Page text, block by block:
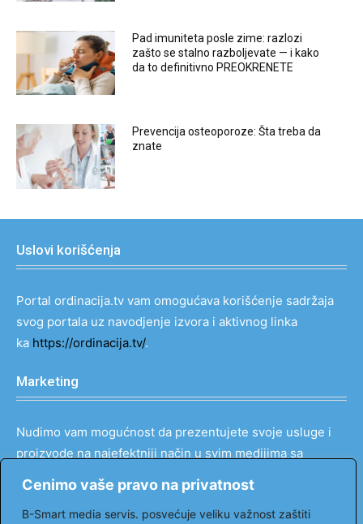
Cenimo vaše pravo na privatnost
B-Smart media servis. posvećuje veliku važnost zaštiti
Pad imuniteta posle zime: razlozi
zašto se stalno razboljevate — i kako
da to definitivno PREOKRENETE
Prevencija osteoporoze: Šta treba da
znate
Uslovi korišćenja
Portal ordinacija.tv vam omogućava korišćenje sadržaja
svog portala uz navodjenje izvora i aktivnog linka
ka https://ordinacija.tv/.
Marketing
Nudimo vam mogućnost da prezentujete svoje usluge i
proizvode na najefektniji način u svim medijima sa
Kontakt: tel: 069 121 00 66
email:markovic@ordinacija.tv